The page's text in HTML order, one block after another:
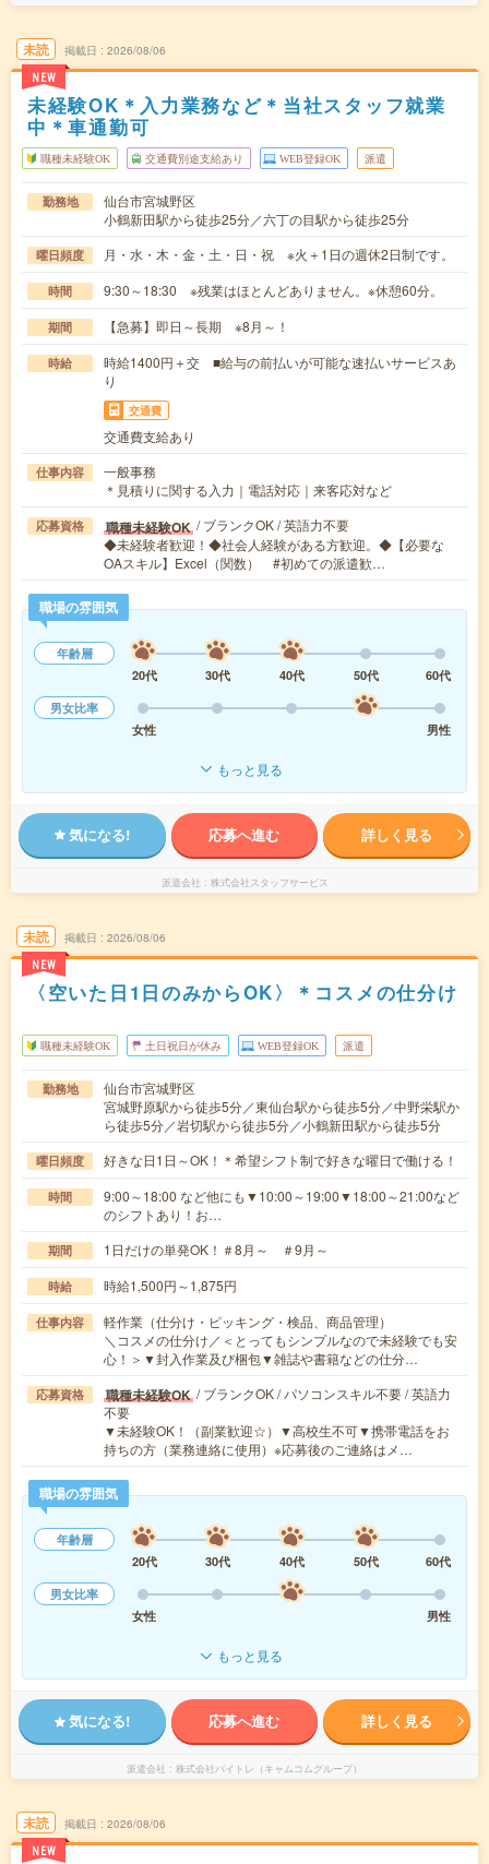
未読
NEW
掲載日 2026/08/06
未経験OK＊入力業務など＊当社スタッフ就業
中＊車通勤可
職種未経験OK 交通費別途支給あり WEB登録OK 派遣
勤務地
仙台市宮城野区
小鶴新田駅から徒歩25分／六丁の目駅から徒歩25分
曜日頻度 月・水・木・金・土・日・祝 ※火＋1日の週休2日制です。
時間 9:30～18:30 ※残業はほとんどありません。※休憩60分。
期間 【急募】即日～長期 ※8月～！
時給
時給1400円＋交 ■給与の前払いが可能な速払いサービスあ
り
交通費
交通費支給あり
仕事内容
一般事務
＊見積りに関する入力｜電話対応｜来客応対など
応募資格 職種未経験OK / ブランクOK / 英語力不要
◆未経験者歓迎！◆社会人経験がある方歓迎。◆【必要な
OAスキル】Excel（関数） #初めての派遣歓…
職場の雰囲気
年齢層
20代
30代 40代 50代
60代
男女比率
女性
男性
もっと見る
気になる! 応募へ進む 詳しく見る
派遣会社 株式会社スタッフサービス
未読
NEW
掲載日 2026/08/06
〈空いた日1日のみからOK〉＊コスメの仕分け
職種未経験OK 土日祝日が休み WEB登録OK 派遣
勤務地
仙台市宮城野区
宮城野原駅から徒歩5分／東仙台駅から徒歩5分／中野栄駅か
ら徒歩5分／岩切駅から徒歩5分／小鶴新田駅から徒歩5分
曜日頻度 好きな日1日～OK！＊希望シフト制で好きな曜日で働ける！
時間
9:00～18:00 など他にも▼10:00～19:00▼18:00～21:00など
のシフトあり！お…
期間 1日だけの単発OK！＃8月～ ＃9月～
時給 時給1,500円～1,875円
仕事内容
軽作業（仕分け・ピッキング・検品、商品管理）
＼コスメの仕分け／＜とってもシンプルなので未経験でも安
心！＞▼封入作業及び梱包▼雑誌や書籍などの仕分…
応募資格 職種未経験OK / ブランクOK / パソコンスキル不要 / 英語力
不要
▼未経験OK！（副業歓迎☆）▼高校生不可▼携帯電話をお
持ちの方（業務連絡に使用）※応募後のご連絡はメ…
職場の雰囲気
年齢層
20代
30代 40代 50代
60代
男女比率
女性
男性
もっと見る
気になる! 応募へ進む 詳しく見る
派遣会社 株式会社バイトレ（キャムコムグループ）
未読
NEW
掲載日 2026/08/06